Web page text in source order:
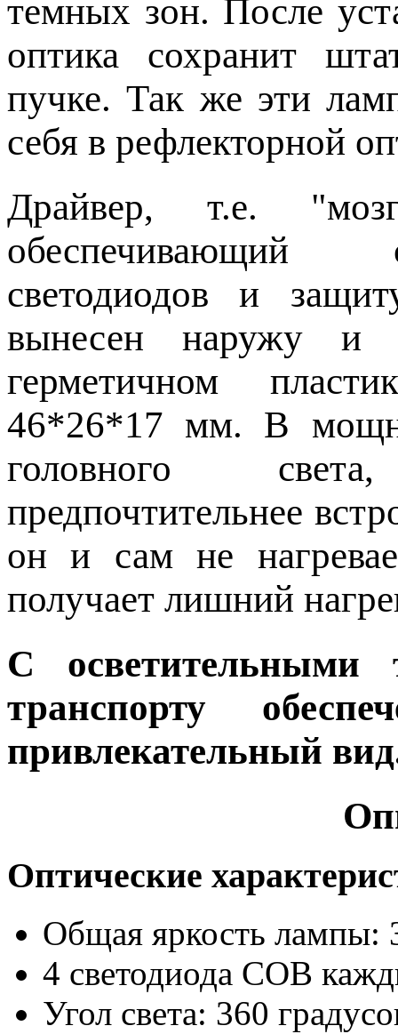
темных зон. После
оптика сохранит
пучке. Так же эти
себя в рефлекторной
Драйвер, т.е.
обеспечивающий
светодиодов и
вынесен наружу и
герметичном
46*26*17 мм. В
головного
предпочтительнее
он и сам не
получает лишний
С осветительными
транспорту
привлекательный
Оптические
Общая яркость лампы:
4 светодиода COB
Угол света: 360